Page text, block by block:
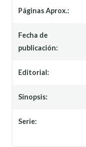
Páginas Aprox.:
Fecha de
publicación:
Editorial:
Sinopsis:
Serie: